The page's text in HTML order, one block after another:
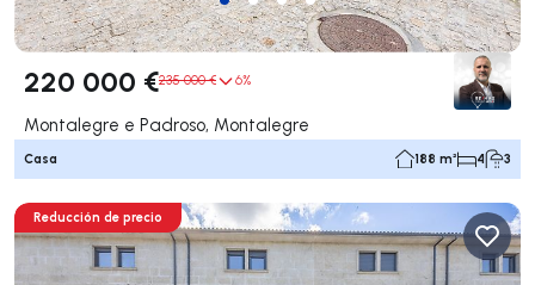
220 000 €235 000 € 6%
Montalegre e Padroso, Montalegre
Casa 188 m² 4 3
Reducción de precio